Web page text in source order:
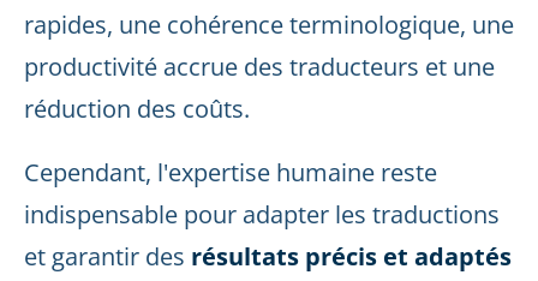
rapides, une cohérence terminologique, une
productivité accrue des traducteurs et une
réduction des coûts.
Cependant, l'expertise humaine reste
indispensable pour adapter les traductions
et garantir des résultats précis et adaptés